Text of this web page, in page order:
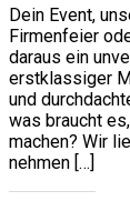
Dein Event,
Firmenfeier
daraus ein
erstklassiger
und
was braucht
machen? Wir
nehmen […]